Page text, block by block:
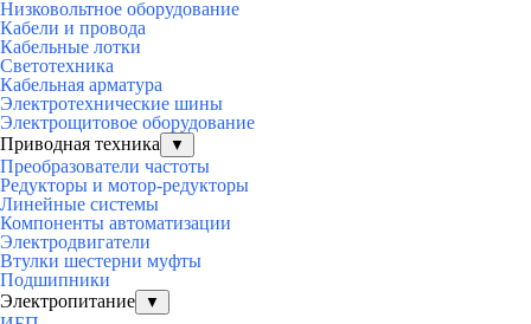
Низковольтное оборудование
Кабели и провода
Кабельные лотки
Светотехника
Кабельная арматура
Электротехнические шины
Электрощитовое оборудование
Приводная техника
▼
Преобразователи частоты
Редукторы и мотор-редукторы
Линейные системы
Компоненты автоматизации
Электродвигатели
Втулки шестерни муфты
Подшипники
Электропитание
▼